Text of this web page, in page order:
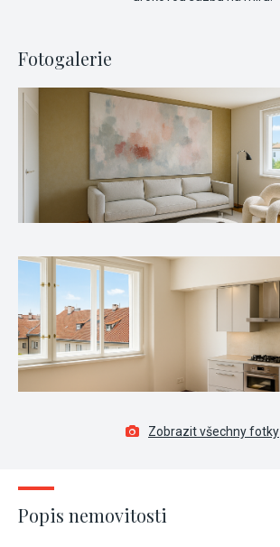
Fotogalerie
Zobrazit všechny fotky
Popis nemovitosti